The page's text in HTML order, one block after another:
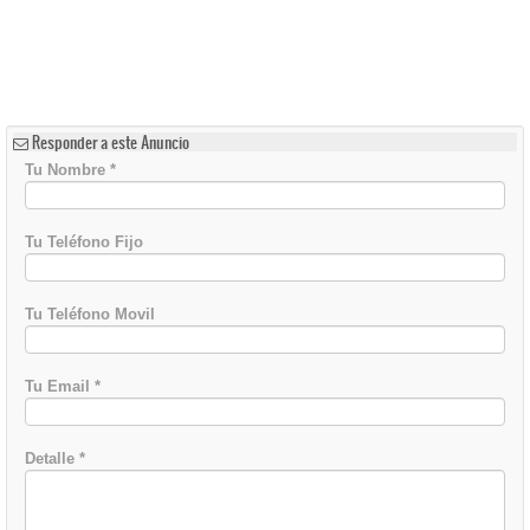
Responder a este Anuncio
Tu Nombre *
Tu Teléfono Fijo
Tu Teléfono Movil
Tu Email *
Detalle *